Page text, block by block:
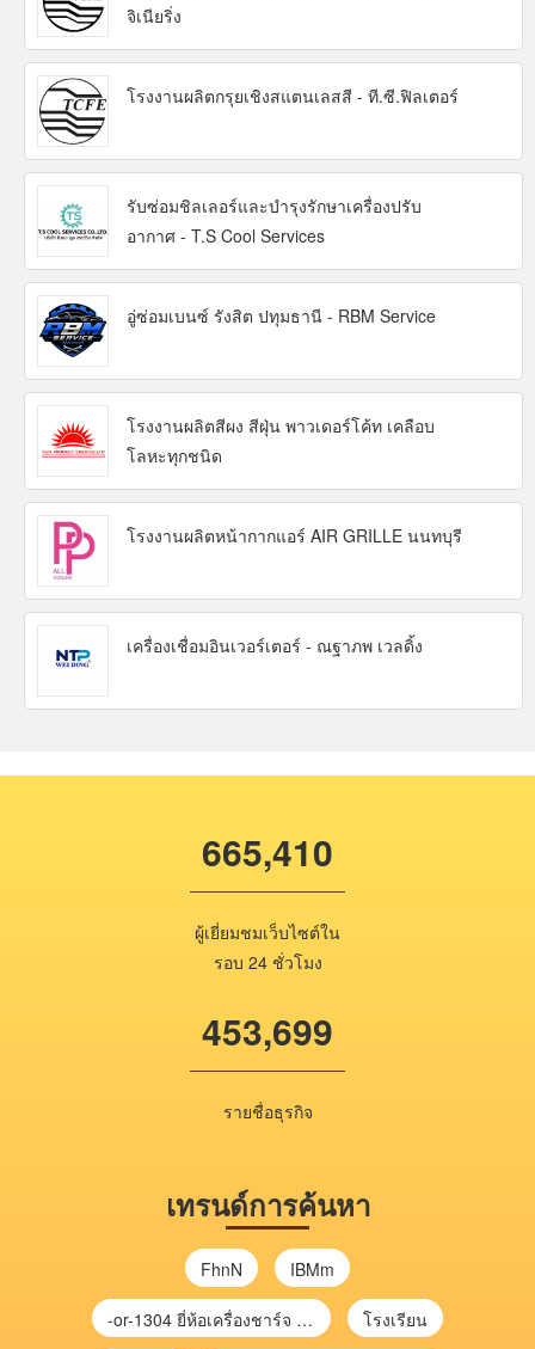
จิเนียริ่ง
โรงงานผลิตกรุยเชิงสแตนเลสสี - ที.ซี.ฟิลเตอร์
รับซ่อมชิลเลอร์และบำรุงรักษาเครื่องปรับ
อากาศ - T.S Cool Services
อู่ซ่อมเบนซ์ รังสิต ปทุมธานี - RBM Service
โรงงานผลิตสีผง สีฝุ่น พาวเดอร์โค้ท เคลือบ
โลหะทุกชนิด
โรงงานผลิตหน้ากากแอร์ AIR GRILLE นนทบุรี
เครื่องเชื่อมอินเวอร์เตอร์ - ณฐาภพ เวลดิ้ง
665,410
ผู้เยี่ยมชมเว็บไซต์ใน
รอบ 24 ชั่วโมง
453,699
รายชื่อธุรกิจ
เทรนด์การค้นหา
FhnN IBMm
-or-1304 ยี่ห้อเครื่องชาร์จ chargecore โรงเรียน